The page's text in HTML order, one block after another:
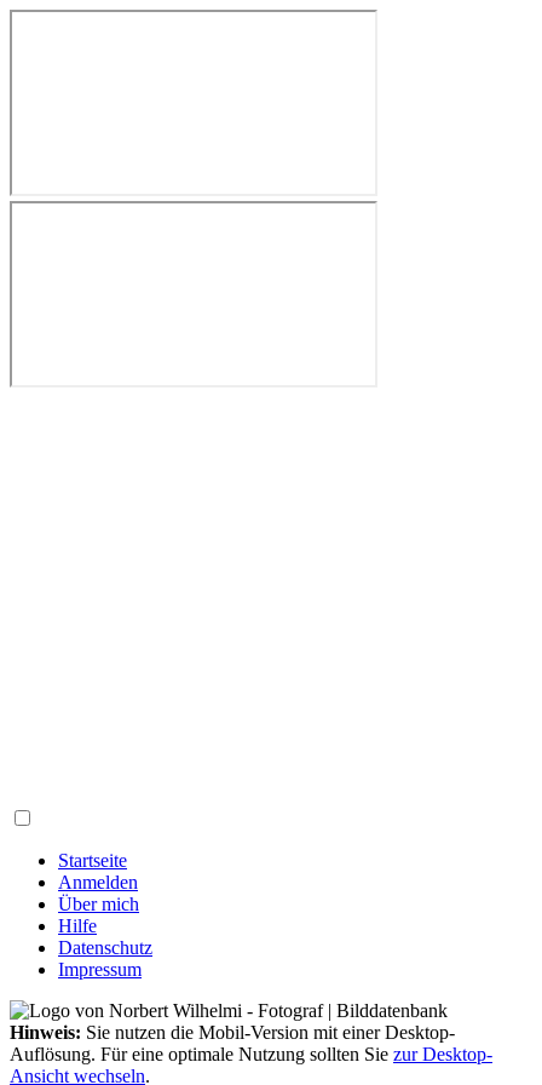
Startseite
Anmelden
Über mich
Hilfe
Datenschutz
Impressum
Hinweis: Sie nutzen die Mobil-Version mit einer Desktop-
Auflösung. Für eine optimale Nutzung sollten Sie zur Desktop-
Ansicht wechseln.